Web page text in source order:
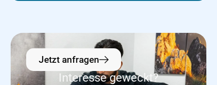
Jetzt anfragen
Interesse geweckt?